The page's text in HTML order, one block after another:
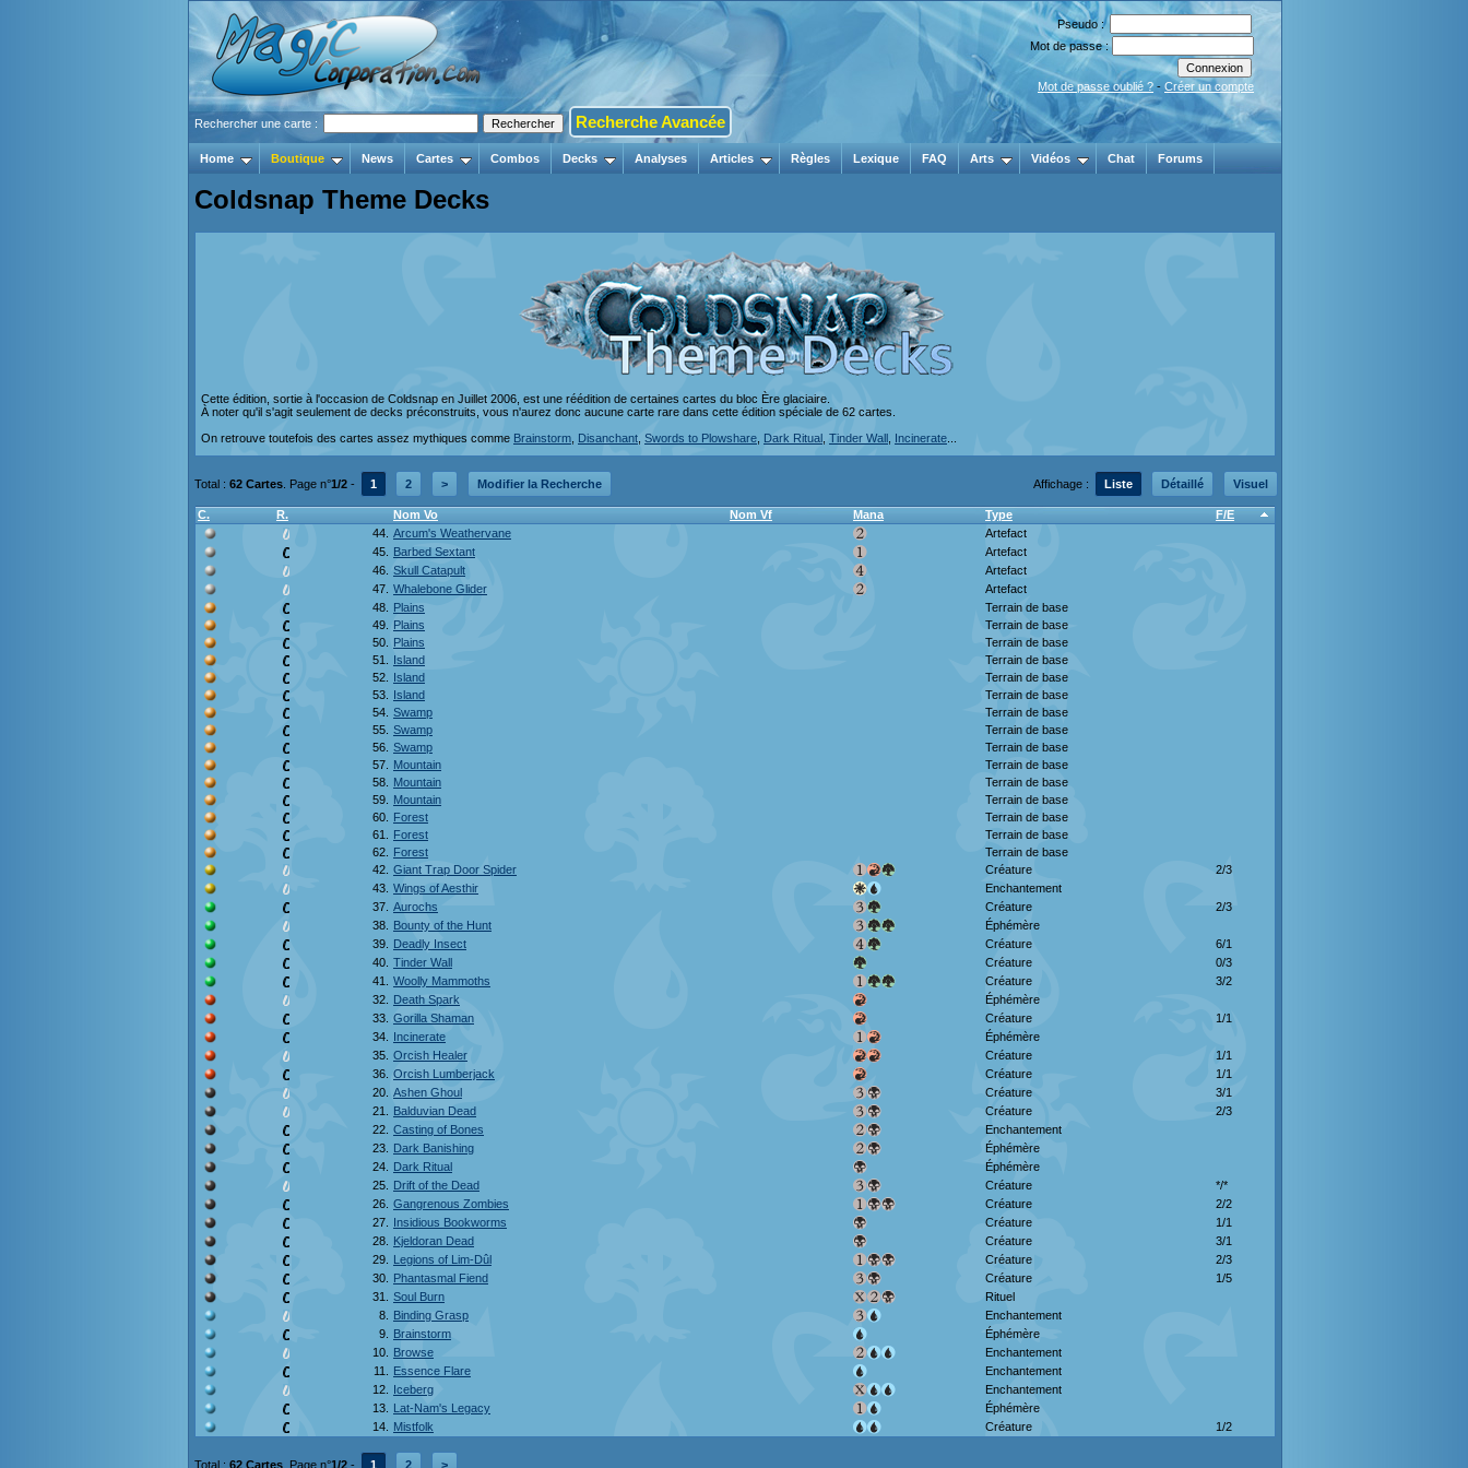
Pseudo :
Mot de passe :
Mot de passe oublié ? - Créer un compte
Rechercher une carte : Recherche Avancée
Home Boutique News Cartes Combos Decks Analyses Articles Règles Lexique FAQ Arts Vidéos Chat Forums
Coldsnap Theme Decks
Cette édition, sortie à l'occasion de Coldsnap en Juillet 2006, est une réédition de certaines cartes du bloc Ère glaciaire.
À noter qu'il s'agit seulement de decks préconstruits, vous n'aurez donc aucune carte rare dans cette édition spéciale de 62 cartes.
On retrouve toutefois des cartes assez mythiques comme Brainstorm Disanchant Swords to Plowshare Dark Ritual Tinder Wall Incinerate
Total : 62 Cartes . Page n°1/2 - 1 2 > Modifier la Recherche Affichage : Liste Détaillé Visuel
C. R. Nom Vo Nom Vf Mana Type
F/E
44. Arcum's Weathervane
Artefact
45.
Barbed Sextant
Artefact
46. Skull Catapult
Artefact
47. Whalebone Glider
Artefact
48.
Plains
Terrain de base
49.
Plains
Terrain de base
50.
Plains
Terrain de base
51.
Island
Terrain de base
52.
Island
Terrain de base
53.
Island
Terrain de base
54. Swamp
Terrain de base
55. Swamp
Terrain de base
56. Swamp
Terrain de base
57.
Mountain
Terrain de base
58.
Mountain
Terrain de base
59.
Mountain
Terrain de base
60.
Forest
Terrain de base
61.
Forest
Terrain de base
62.
Forest
Terrain de base
42. Giant Trap Door Spider Créature
2/3
43. Wings of Aesthir
Enchantement
37. Aurochs Créature
2/3
38.
Bounty of the Hunt
Éphémère
39.
Deadly Insect Créature
6/1
40. Tinder Wall Créature
0/3
41.
Woolly Mammoths Créature
3/2
32.
Death Spark
Éphémère
33. Gorilla Shaman Créature
1/1
34.
Incinerate
Éphémère
35. Orcish Healer Créature
1/1
36. Orcish Lumberjack Créature
1/1
20. Ashen Ghoul Créature
3/1
21.
Balduvian Dead Créature
2/3
22. Casting of Bones
Enchantement
23.
Dark Banishing
Éphémère
24.
Dark Ritual
Éphémère
25.
Drift of the Dead Créature
*/*
26. Gangrenous Zombies Créature
2/2
27.
Insidious Bookworms Créature
1/1
28.
Kjeldoran Dead Créature
3/1
29.
Legions of Lim-Dûl Créature
2/3
30.
Phantasmal Fiend Créature
1/5
31.
Soul Burn
Rituel
8.
Binding Grasp
Enchantement
9.
Brainstorm
Éphémère
10.
Browse
Enchantement
11.
Essence Flare
Enchantement
12.
Iceberg
Enchantement
13.
Lat-Nam's Legacy
Éphémère
14.
Mistfolk Créature 1/2
Total : 62 Cartes . Page n°1/2 - 1 2 >